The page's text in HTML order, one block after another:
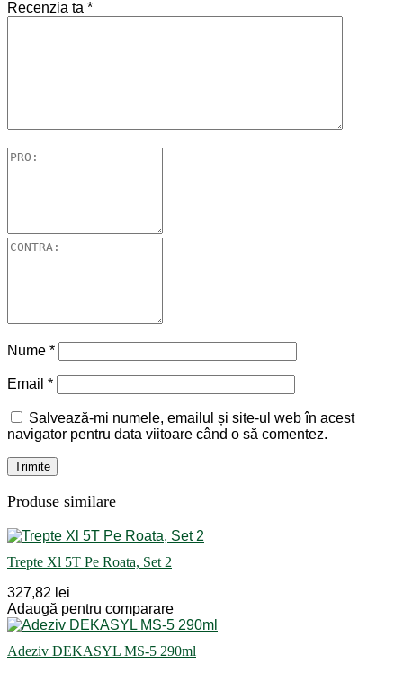
Recenzia ta *
Nume *
Email *
Salvează-mi numele, emailul și site-ul web în acest
navigator pentru data viitoare când o să comentez.
Produse similare
Trepte Xl 5T Pe Roata, Set 2
327,82 lei
Adaugă pentru comparare
Adeziv DEKASYL MS-5 290ml